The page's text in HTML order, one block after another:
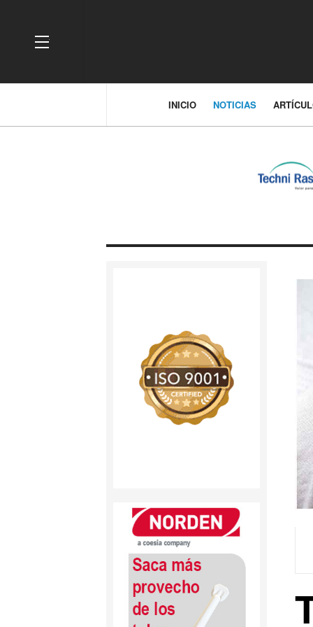
OFF CANVAS
INICIO NOTICIAS